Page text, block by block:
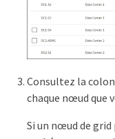
Consultez la
chaque nœud que
Si un nœud de